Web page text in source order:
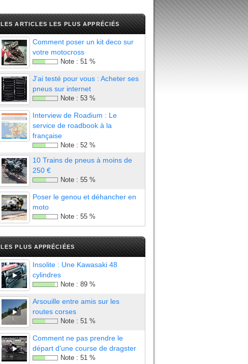
LES ARTICLES LES PLUS APPRÉCIÉS
Comment poser un kit deco sur
votre motocross
Note : 51 %
J'ai testé pour vous : Acheter ses
pneus sur internet
Note : 53 %
Interview de Roadium : Le
service de roadbook à la
française
Note : 52 %
10 Trains de pneus à moins de
250 €
Note : 55 %
Poser le genou et déhancher en
moto
Note : 55 %
LES PLUS APPRÉCIÉES
Insolite : Une Kawasaki 48
cylindres
Note : 89 %
Arsouille entre amis sur les
routes corses
Note : 51 %
Comment ne pas prendre le
départ d'une course de dragster
Note : 51 %